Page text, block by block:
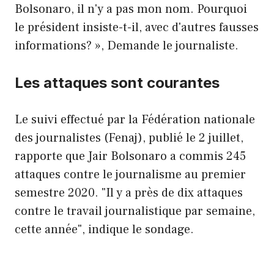
Bolsonaro, il n'y a pas mon nom. Pourquoi
le président insiste-t-il, avec d'autres fausses
informations? », Demande le journaliste.
Les attaques sont courantes
Le suivi effectué par la Fédération nationale
des journalistes (Fenaj), publié le 2 juillet,
rapporte que Jair Bolsonaro a commis 245
attaques contre le journalisme au premier
semestre 2020. "Il y a près de dix attaques
contre le travail journalistique par semaine,
cette année", indique le sondage.